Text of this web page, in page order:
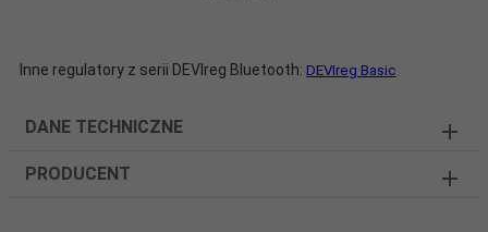
Inne regulatory z serii DEVIreg Bluetooth: DEVIreg Basic
DANE TECHNICZNE
PRODUCENT